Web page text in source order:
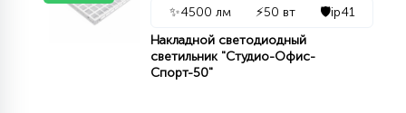
✨4500 лм ⚡50 вт 🛡️ip41
Накладной светодиодный
светильник "Студио-Офис-
Спорт-50"